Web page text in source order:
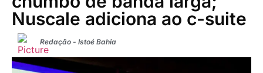
Nuscale adiciona ao c-suite
Redação - Istoé Bahia